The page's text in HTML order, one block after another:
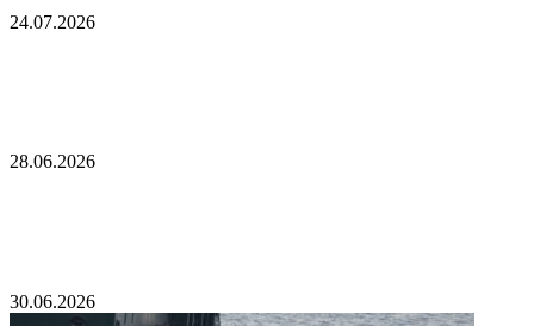
24.07.2026
28.06.2026
30.06.2026